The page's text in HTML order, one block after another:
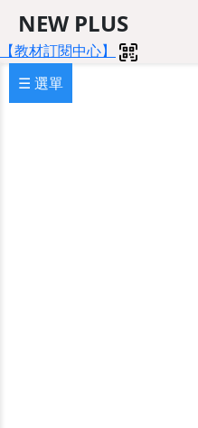
NEW PLUS
【教材訂閱中心】
☰ 選單